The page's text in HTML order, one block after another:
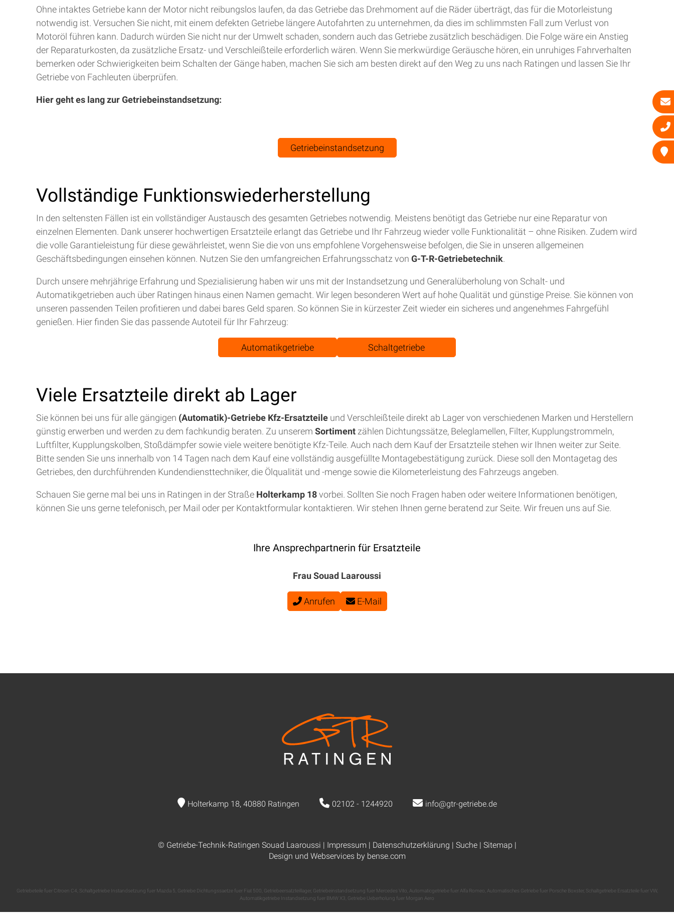
Ohne intaktes Getriebe kann der Motor nicht reibungslos laufen, da das Getriebe das Drehmoment auf die Räder überträgt, das für die Motorleistung
notwendig ist. Versuchen Sie nicht, mit einem defekten Getriebe längere Autofahrten zu unternehmen, da dies im schlimmsten Fall zum Verlust von
Motoröl führen kann. Dadurch würden Sie nicht nur der Umwelt schaden, sondern auch das Getriebe zusätzlich beschädigen. Die Folge wäre ein Anstieg
der Reparaturkosten, da zusätzliche Ersatz- und Verschleißteile erforderlich wären. Wenn Sie merkwürdige Geräusche hören, ein unruhiges Fahrverhalten
bemerken oder Schwierigkeiten beim Schalten der Gänge haben, machen Sie sich am besten direkt auf den Weg zu uns nach Ratingen und lassen Sie Ihr
Getriebe von Fachleuten überprüfen.
Hier geht es lang zur Getriebeinstandsetzung:
Getriebeinstandsetzung
Vollständige Funktionswiederherstellung
In den seltensten Fällen ist ein vollständiger Austausch des gesamten Getriebes notwendig. Meistens benötigt das Getriebe nur eine Reparatur von
einzelnen Elementen. Dank unserer hochwertigen Ersatzteile erlangt das Getriebe und Ihr Fahrzeug wieder volle Funktionalität – ohne Risiken. Zudem wird
die volle Garantieleistung für diese gewährleistet, wenn Sie die von uns empfohlene Vorgehensweise befolgen, die Sie in unseren allgemeinen
Geschäftsbedingungen einsehen können. Nutzen Sie den umfangreichen Erfahrungsschatz von G-T-R-Getriebetechnik.
Durch unsere mehrjährige Erfahrung und Spezialisierung haben wir uns mit der Instandsetzung und Generalüberholung von Schalt- und
Automatikgetrieben auch über Ratingen hinaus einen Namen gemacht. Wir legen besonderen Wert auf hohe Qualität und günstige Preise. Sie können von
unseren passenden Teilen profitieren und dabei bares Geld sparen. So können Sie in kürzester Zeit wieder ein sicheres und angenehmes Fahrgefühl
genießen. Hier finden Sie das passende Autoteil für Ihr Fahrzeug:
Automatikgetriebe Schaltgetriebe
Viele Ersatzteile direkt ab Lager
Sie können bei uns für alle gängigen (Automatik)-Getriebe Kfz-Ersatzteile und Verschleißteile direkt ab Lager von verschiedenen Marken und Herstellern
günstig erwerben und werden zu dem fachkundig beraten. Zu unserem Sortiment zählen Dichtungssätze, Beleglamellen, Filter, Kupplungstrommeln,
Luftfilter, Kupplungskolben, Stoßdämpfer sowie viele weitere benötigte Kfz-Teile. Auch nach dem Kauf der Ersatzteile stehen wir Ihnen weiter zur Seite.
Bitte senden Sie uns innerhalb von 14 Tagen nach dem Kauf eine vollständig ausgefüllte Montagebestätigung zurück. Diese soll den Montagetag des
Getriebes, den durchführenden Kundendiensttechniker, die Ölqualität und -menge sowie die Kilometerleistung des Fahrzeugs angeben.
Schauen Sie gerne mal bei uns in Ratingen in der Straße Holterkamp 18vorbei. Sollten Sie noch Fragen haben oder weitere Informationen benötigen,
können Sie uns gerne telefonisch, per Mail oder per Kontaktformular kontaktieren. Wir stehen Ihnen gerne beratend zur Seite. Wir freuen uns auf Sie.
Ihre Ansprechpartnerin für Ersatzteile
Frau Souad Laaroussi
Anrufen E-Mail
Holterkamp 18, 40880 Ratingen 02102 - 1244920 info@gtr-getriebe.de
© Getriebe-Technik-Ratingen Souad Laaroussi | Impressum | Datenschutzerklärung | Suche| Sitemap |
Design und Webservices by bense.com
Getriebeteile fuer Citroen C4 Schaltgetriebe Instandsetzung fuer Mazda 5 Getriebe Dichtungssaetze fuer Fiat 500 Getriebeersatzteillager, Getriebeinstandsetzung fuer Mercedes Vito Automaticgetriebe fuer Alfa Romeo Automatisches Getriebe fuer Porsche Boxster, Schaltgetriebe Ersatzteile fuer VW,
Automatikgetriebe Instandsetzung fuer BMW X3 Getriebe Ueberholung fuer Morgan Aero